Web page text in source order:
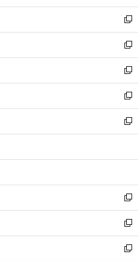
開
く
ウ
で
開
く
ン
ド
ウ
で
開
く
ウ
ィ
ン
ド
ウ
で
開
く
新
し
い
ウ
ィ
ン
ド
ウ
で
開
新
し
い
ウ
ィ
ン
ド
ウ
開
新
し
い
ウ
ィ
ン
ウ
開
く
新
し
い
ウ
ン
ウ
で
開
く
新
し
ウ
ン
ド
ウ
で
開
く
新
し
い
ウ
ィ
新
し
い
新